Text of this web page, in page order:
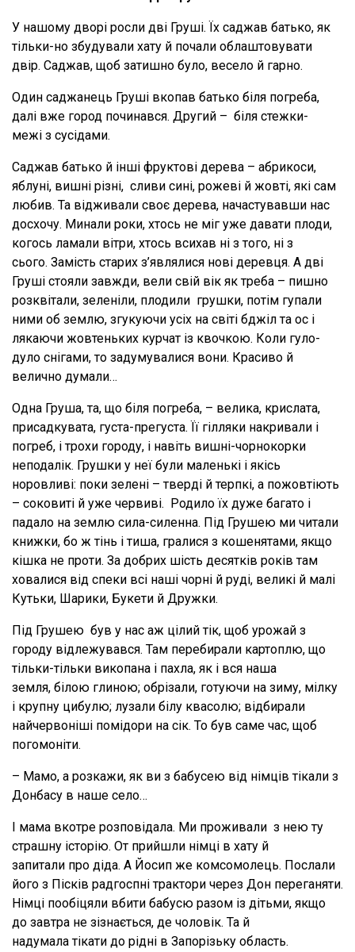
У нашому дворі росли дві Груші. Їх саджав батько, як
тільки-но збудували хату й почали облаштовувати
двір. Саджав, щоб затишно було, весело й гарно.
Один саджанець Груші вкопав батько біля погреба,
далі вже город починався. Другий – біля стежки-
межі з сусідами.
Саджав батько й інші фруктові дерева – абрикоси,
яблуні, вишні різні, сливи сині, рожеві й жовті, які сам
любив. Та відживали своє дерева, начастувавши нас
досхочу. Минали роки, хтось не міг уже давати плоди,
когось ламали вітри, хтось всихав ні з того, ні з
сього. Замість старих з’являлися нові деревця. А дві
Груші стояли завжди, вели свій вік як треба – пишно
розквітали, зеленіли, плодили грушки, потім гупали
ними об землю, згукуючи усіх на світі бджіл та ос і
лякаючи жовтеньких курчат із квочкою. Коли гуло-
дуло снігами, то задумувалися вони. Красиво й
велично думали…
Одна Груша, та, що біля погреба, – велика, крислата,
присадкувата, густа-прегуста. Її гілляки накривали і
погреб, і трохи городу, і навіть вишні-чорнокорки
неподалік. Грушки у неї були маленькі і якісь
норовливі: поки зелені – тверді й терпкі, а пожовтіють
– соковиті й уже червиві. Родило їх дуже багато і
падало на землю сила-силенна. Під Грушею ми читали
книжки, бо ж тінь і тиша, гралися з кошенятами, якщо
кішка не проти. За добрих шість десятків років там
ховалися від спеки всі наші чорні й руді, великі й малі
Кутьки, Шарики, Букети й Дружки.
Під Грушею був у нас аж цілий тік, щоб урожай з
городу відлежувався. Там перебирали картоплю, що
тільки-тільки викопана і пахла, як і вся наша
земля, білою глиною; обрізали, готуючи на зиму, мілку
і крупну цибулю; лузали білу квасолю; відбирали
найчервоніші помідори на сік. То був саме час, щоб
погомоніти.
– Мамо, а розкажи, як ви з бабусею від німців тікали з
Донбасу в наше село…
І мама вкотре розповідала. Ми проживали з нею ту
страшну історію. От прийшли німці в хату й
запитали про діда. А Йосип же комсомолець. Послали
його з Пісків радгоспні трактори через Дон переганяти.
Німці пообіцяли вбити бабусю разом із дітьми, якщо
до завтра не зізнається, де чоловік. Та й
надумала тікати до рідні в Запорізьку область.